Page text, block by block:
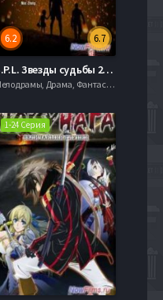
6.7
6.2
S.P.L. Звезды судьбы 2 (2015)
Мелодрамы, Драма, Фантастика
1-24 Cерия